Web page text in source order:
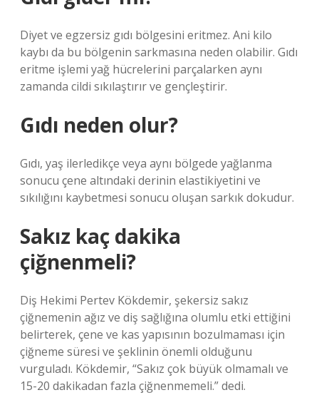
Diyet ve egzersiz gıdı bölgesini eritmez. Ani kilo
kaybı da bu bölgenin sarkmasına neden olabilir. Gıdı
eritme işlemi yağ hücrelerini parçalarken aynı
zamanda cildi sıkılaştırır ve gençleştirir.
Gıdı neden olur?
Gıdı, yaş ilerledikçe veya aynı bölgede yağlanma
sonucu çene altındaki derinin elastikiyetini ve
sıkılığını kaybetmesi sonucu oluşan sarkık dokudur.
Sakız kaç dakika
çiğnenmeli?
Diş Hekimi Pertev Kökdemir, şekersiz sakız
çiğnemenin ağız ve diş sağlığına olumlu etki ettiğini
belirterek, çene ve kas yapısının bozulmaması için
çiğneme süresi ve şeklinin önemli olduğunu
vurguladı. Kökdemir, “Sakız çok büyük olmamalı ve
15-20 dakikadan fazla çiğnenmemeli.” dedi.